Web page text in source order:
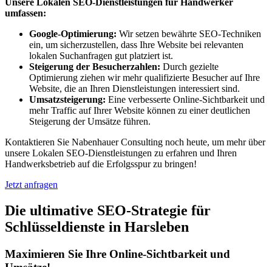
Unsere Lokalen SEO-Dienstleistungen für Handwerker
umfassen:
Google-Optimierung: Wir setzen bewährte SEO-Techniken
ein, um sicherzustellen, dass Ihre Website bei relevanten
lokalen Suchanfragen gut platziert ist.
Steigerung der Besucherzahlen: Durch gezielte
Optimierung ziehen wir mehr qualifizierte Besucher auf Ihre
Website, die an Ihren Dienstleistungen interessiert sind.
Umsatzsteigerung: Eine verbesserte Online-Sichtbarkeit und
mehr Traffic auf Ihrer Website können zu einer deutlichen
Steigerung der Umsätze führen.
Kontaktieren Sie Nabenhauer Consulting noch heute, um mehr über
unsere Lokalen SEO-Dienstleistungen zu erfahren und Ihren
Handwerksbetrieb auf die Erfolgsspur zu bringen!
Jetzt anfragen
Die ultimative SEO-Strategie für
Schlüsseldienste in Harsleben
Maximieren Sie Ihre Online-Sichtbarkeit und